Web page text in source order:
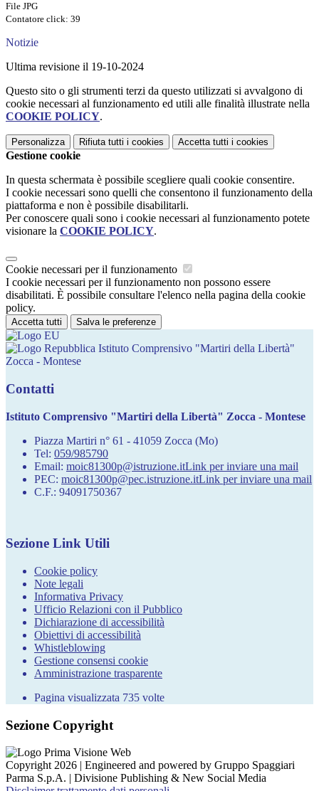
File JPG
Contatore click: 39
Notizie
Ultima revisione il 19-10-2024
Questo sito o gli strumenti terzi da questo utilizzati si avvalgono di
cookie necessari al funzionamento ed utili alle finalità illustrate nella
COOKIE POLICY.
Personalizza Rifiuta tutti i cookies Accetta tutti i cookies
Gestione cookie
In questa schermata è possibile scegliere quali cookie consentire.
I cookie necessari sono quelli che consentono il funzionamento della
piattaforma e non è possibile disabilitarli.
Per conoscere quali sono i cookie necessari al funzionamento potete
visionare la COOKIE POLICY.
Cookie necessari per il funzionamento
I cookie necessari per il funzionamento non possono essere
disabilitati. È possibile consultare l'elenco nella pagina della cookie
policy.
Accetta tutti Salva le preferenze
Istituto Comprensivo "Martiri della Libertà"
Zocca - Montese
Contatti
Istituto Comprensivo "Martiri della Libertà" Zocca - Montese
Piazza Martiri n° 61 - 41059 Zocca (Mo)
Tel: 059/985790
Email: moic81300p@istruzione.itLink per inviare una mail
PEC: moic81300p@pec.istruzione.itLink per inviare una mail
C.F.: 94091750367
Sezione Link Utili
Cookie policy
Note legali
Informativa Privacy
Ufficio Relazioni con il Pubblico
Dichiarazione di accessibilità
Obiettivi di accessibilità
Whistleblowing
Gestione consensi cookie
Amministrazione trasparente
Pagina visualizzata 735 volte
Sezione Copyright
Copyright 2026 | Engineered and powered by Gruppo Spaggiari
Parma S.p.A. | Divisione Publishing & New Social Media